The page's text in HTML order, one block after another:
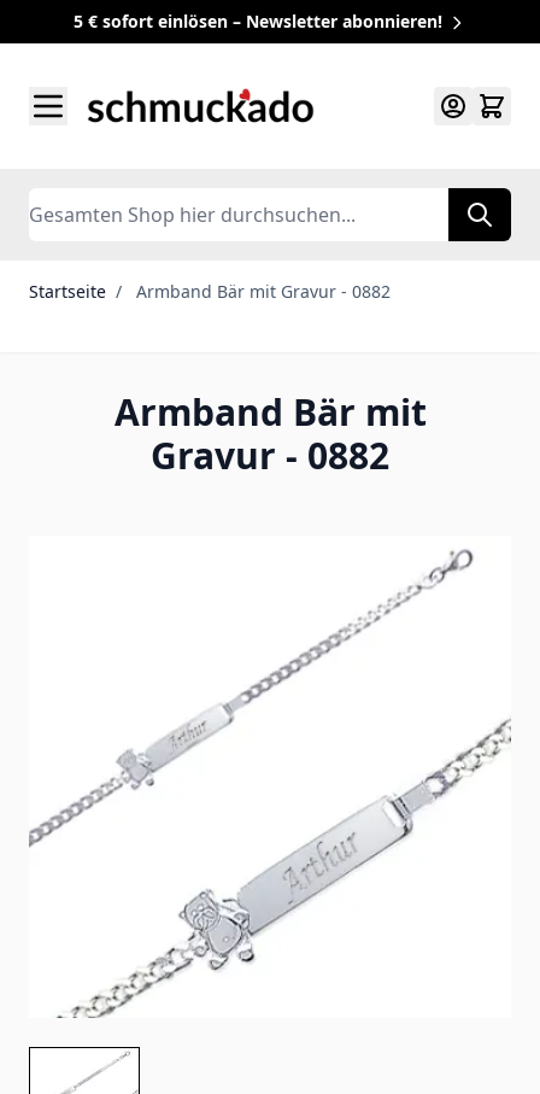
5 € sofort einlösen – Newsletter abonnieren!
Search
Startseite / Armband Bär mit Gravur - 0882
Armband Bär mit
Gravur - 0882